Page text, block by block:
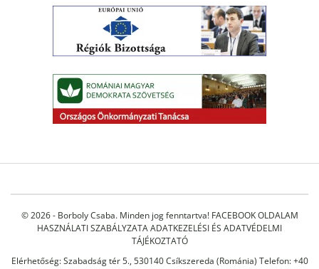
© 2026 - Borboly Csaba. Minden jog fenntartva! FACEBOOK OLDALAM
HASZNÁLATI SZABÁLYZATAADATKEZELÉSI ÉS ADATVÉDELMI
TÁJÉKOZTATÓ
Elérhetőség: Szabadság tér 5., 530140 Csíkszereda (Románia) Telefon: +40